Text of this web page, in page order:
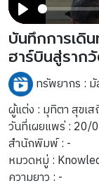
Play
บันทึกการเดิน
ฮาร์บินสู่ราก
ทรัพยากร :
ผู้แต่ง : มุทิตา สุขเ
วันที่เผยแพร่ : 20/
สำนักพิมพ์ : -
หมวดหมู่ :
ความยาว : -